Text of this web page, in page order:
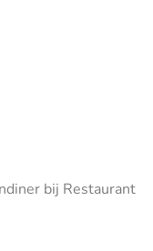
bij Restaurant